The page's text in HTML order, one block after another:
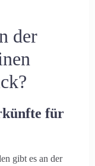
der
für
gibt es an der